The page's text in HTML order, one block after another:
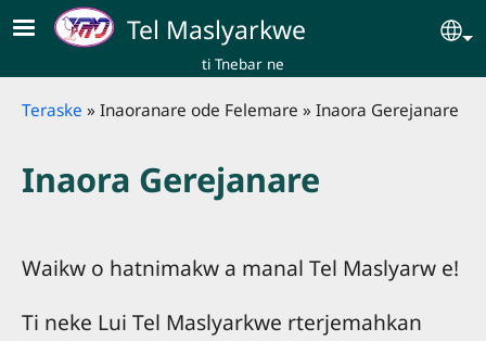
Skip to main contentTel Maslyarkwe
ti Tnebar ne
Breadcrumb
Teraske Inaoranare ode Felemare Inaora Gerejanare
Inaora Gerejanare
Waikw o hatnimakw a manal Tel Maslyarw e!
Ti neke Lui Tel Maslyarkwe rterjemahkan